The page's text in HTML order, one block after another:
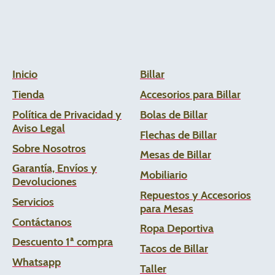
Inicio
Tienda
Política de Privacidad y
Aviso Legal
Sobre Nosotros
Garantía, Envíos y
Devoluciones
Servicios
Contáctanos
Descuento 1ª compra
Whatsapp
Billar
Accesorios para Billar
Bolas de Billar
Flechas de Billar
Mesas de Billar
Mobiliario
Repuestos y Accesorios
para Mesas
Ropa Deportiva
Tacos de Billar
Taller